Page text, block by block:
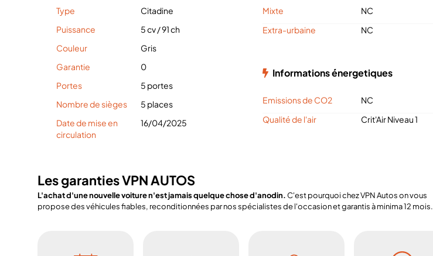
Type
Citadine
Puissance
5 cv/91 ch
Couleur
Gris
Garantie
0
Portes
5 portes
Nombre de sièges
5 places
Date de mise en
circulation
16/04/2025
Mixte
NC
Extra-urbaine
NC
Informations énergetiques
Emissions de CO2
NC
Qualité de l'air
Crit'Air Niveau 1
Les garanties VPN AUTOS
L'achat d'une nouvelle voiture n'est jamais quelque chose d'anodin.C'est pourquoi chez VPN Autos on vous
propose des véhicules fiables, reconditionnées par nos spécialistes de l'occasion et garantis à minima 12 mois.